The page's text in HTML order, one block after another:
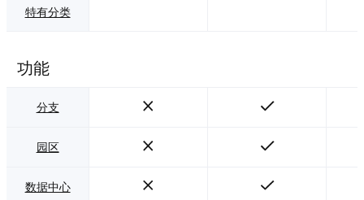
特有分类
功能
分支
园区
数据中心